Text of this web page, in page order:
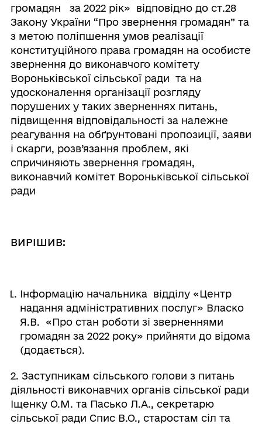
громадян за 2022 рік» відповідно до ст.28
Закону України “Про звернення громадян” та
з метою поліпшення умов реалізації
конституційного права громадян на особисте
звернення до виконавчого комітету
Вороньківської сільської ради та на
удосконалення організації розгляду
порушених у таких зверненнях питань,
підвищення відповідальності за належне
реагування на обґрунтовані пропозиції, заяви
і скарги, розв’язання проблем, які
спричиняють звернення громадян,
виконавчий комітет Вороньківської сільської
ради
ВИРІШИВ:
Інформацію начальника відділу «Центр
надання адміністративних послуг» Власко
Я.В. «Про стан роботи зі зверненнями
громадян за 2022 року» прийняти до відома
(додається).
2. Заступникам сільського голови з питань
діяльності виконавчих органів сільської ради
Іщенку О.М. та Пасько Л.А., секретарю
сільської ради Спис В.О., старостам сіл та